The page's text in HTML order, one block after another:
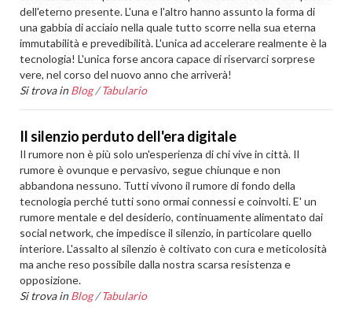
dell'eterno presente. L'una e l'altro hanno assunto la forma di
una gabbia di acciaio nella quale tutto scorre nella sua eterna
immutabilità e prevedibilità. L'unica ad accelerare realmente è la
tecnologia! L'unica forse ancora capace di riservarci sorprese
vere, nel corso del nuovo anno che arriverà!
Si trova in Blog /Tabulario
Il silenzio perduto dell'era digitale
Il rumore non è più solo un'esperienza di chi vive in città. Il
rumore è ovunque e pervasivo, segue chiunque e non
abbandona nessuno. Tutti vivono il rumore di fondo della
tecnologia perché tutti sono ormai connessi e coinvolti. E' un
rumore mentale e del desiderio, continuamente alimentato dai
social network, che impedisce il silenzio, in particolare quello
interiore. L'assalto al silenzio è coltivato con cura e meticolosità
ma anche reso possibile dalla nostra scarsa resistenza e
opposizione.
Si trova in Blog /Tabulario